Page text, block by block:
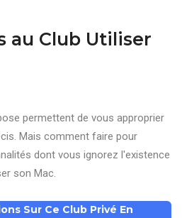
au Club Utiliser
permettent de vous approprier
Mais comment faire pour
dont vous ignorez l'existence
son Mac.
Sur Ce Club Privé En